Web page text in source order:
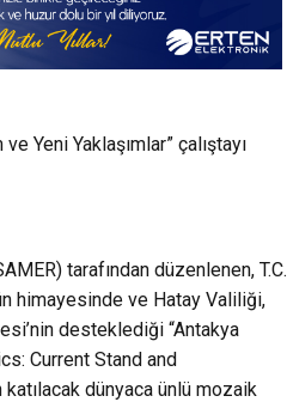
Yeni Yaklaşımlar” çalıştayı
tarafından düzenlenen, T.C.
himayesinde ve Hatay Valiliği,
desteklediği “Antakya
Current Stand and
dünyaca ünlü mozaik